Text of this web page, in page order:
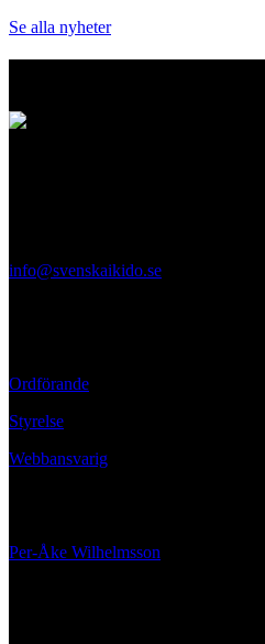
Se alla nyheter
info@svenskaikido.se
Ordförande
Styrelse
Webbansvarig
Per-Åke Wilhelmsson